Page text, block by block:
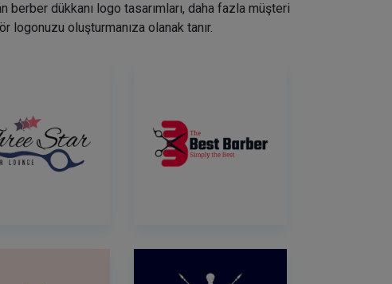
dükkanı logo tasarımları, daha fazla müşteri
oluşturmanıza olanak tanır.